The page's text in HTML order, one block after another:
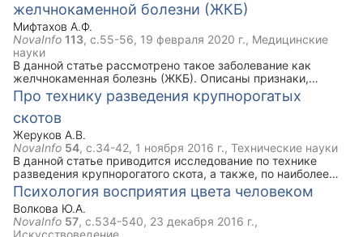
желчнокаменной болезни (ЖКБ)
Мифтахов А.Ф.
NovaInfo 113, с.55-56, 19 февраля 2020 г., Медицинские
науки
В данной статье рассмотрено такое заболевание как
желчнокаменная болезнь (ЖКБ). Описаны признаки,
симптомы, задачи ЛФК при данной болезни. Ключевым
моментом статьи является комплекс упражнений лечебной
физической культуры при ЖКБ, который рекомендован
наряду с медикаментозным лечением.
Про технику разведения крупнорогатых
скотов
Жеруков А.В.
NovaInfo 54, с.34-42, 1 ноября 2016 г., Технические науки
В данной статье приводится исследование по технике
разведения крупнорогатого скота, а также, по наиболее
благоприятным подходам к выращиванию племенного
молодняка, наиболее проблемным периодам при
выращивании телят, расчеты рациона и массы для
кормления племенных телят на примере голштинской
Психология восприятия цвета человеком
Волкова Ю.А.
NovaInfo 57, с.534-540, 23 декабря 2016 г.,
Искусствоведение